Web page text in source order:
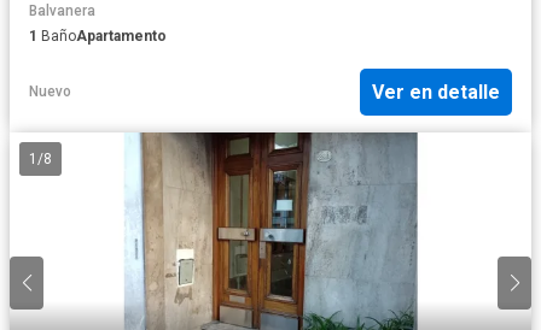
Balvanera
1 BañoApartamento
Nuevo Ver en detalle
1 /8